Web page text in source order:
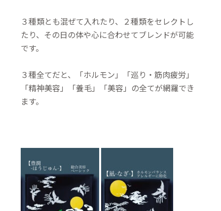
３種類とも混ぜて入れたり、２種類をセレクトし
たり、その日の体や心に合わせてブレンドが可能
です。
３種全てだと、「ホルモン」「巡り・筋肉疲労」
「精神美容」「養毛」「美容」の全てが網羅でき
ます。